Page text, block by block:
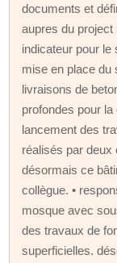
documents et
aupres du
indicateur pour
mise en place du
livraisons de
profondes pour
lancement des
réalisés par deux
désormais ce
collègue. •
mosque avec
des travaux de
superficielles.